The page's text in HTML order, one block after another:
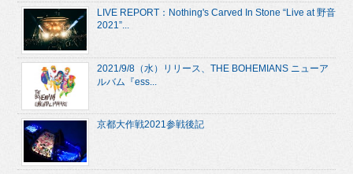
LIVE REPORT：Nothing's Carved In Stone “Live at 野音
2021”...
2021/9/8（水）リリース、THE BOHEMIANS ニューア
ルバム『ess...
京都大作戦2021参戦後記